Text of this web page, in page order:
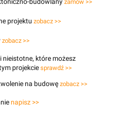
zamów >>
projektu zobacz >>
zobacz >>
nieistotne, które możesz
projekcie sprawdź >>
na budowęzobacz >>
napisz >>